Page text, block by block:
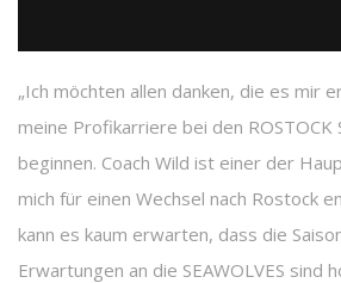
„Ich möchten allen danken, die es mir
meine Profikarriere bei den ROSTOCK
beginnen. Coach Wild ist einer der
mich für einen Wechsel nach Rostock
kann es kaum erwarten, dass die
Erwartungen an die SEAWOLVES sind